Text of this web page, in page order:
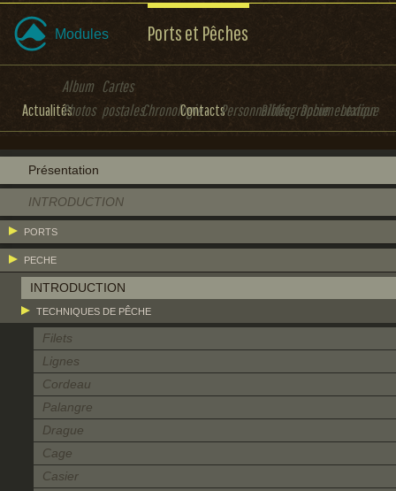
Modules Ports et Pêches
Actualités
Album
Photos
Cartes
postalesChronologieContactsPersonnalitésBibliographieDocumentation
Lexique
Présentation
INTRODUCTION
PORTS
PECHE
INTRODUCTION
TECHNIQUES DE PÊCHE
Filets
Lignes
Cordeau
Palangre
Drague
Cage
Casier